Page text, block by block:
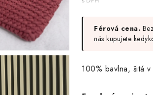
Férová cena.
nás kupujete
100% bavlna, šitá